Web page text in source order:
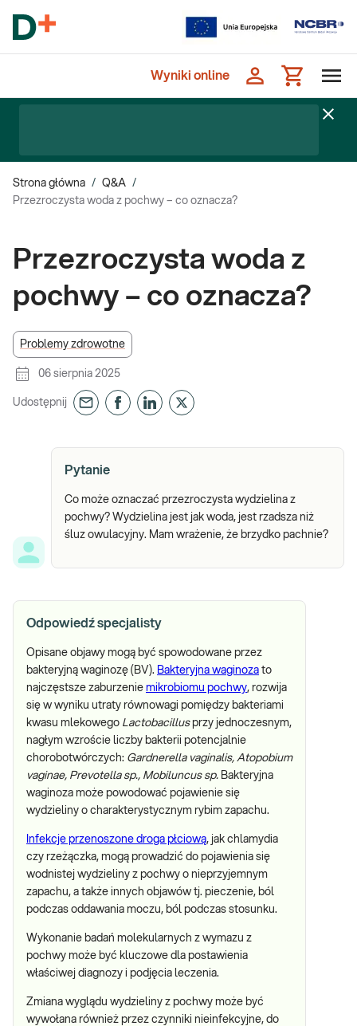
Wyniki online
Strona główna / Q&A /
Przezroczysta woda z pochwy – co oznacza?
Przezroczysta woda z
pochwy – co oznacza?
Problemy zdrowotne
06 sierpnia 2025
Udostępnij
Pytanie
Co może oznaczać przezroczysta wydzielina z
pochwy? Wydzielina jest jak woda, jest rzadsza niż
śluz owulacyjny. Mam wrażenie, że brzydko pachnie?
Odpowiedź specjalisty
Opisane objawy mogą być spowodowane przez
bakteryjną waginozę (BV). Bakteryjna waginoza to
najczęstsze zaburzenie mikrobiomu pochwy, rozwija
się w wyniku utraty równowagi pomiędzy bakteriami
kwasu mlekowego Lactobacillusprzy jednoczesnym,
nagłym wzroście liczby bakterii potencjalnie
chorobotwórczych: Gardnerella vaginalis, Atopobium
vaginae, Prevotella sp., Mobiluncus sp. Bakteryjna
waginoza może powodować pojawienie się
wydzieliny o charakterystycznym rybim zapachu.
Infekcje przenoszone droga płciową, jak chlamydia
czy rzeżączka, mogą prowadzić do pojawienia się
wodnistej wydzieliny z pochwy o nieprzyjemnym
zapachu, a także innych objawów tj. pieczenie, ból
podczas oddawania moczu, ból podczas stosunku.
Wykonanie badań molekularnych z wymazu z
pochwy może być kluczowe dla postawienia
właściwej diagnozy i podjęcia leczenia.
Zmiana wyglądu wydzieliny z pochwy może być
wywołana również przez czynniki nieinfekcyjne, do